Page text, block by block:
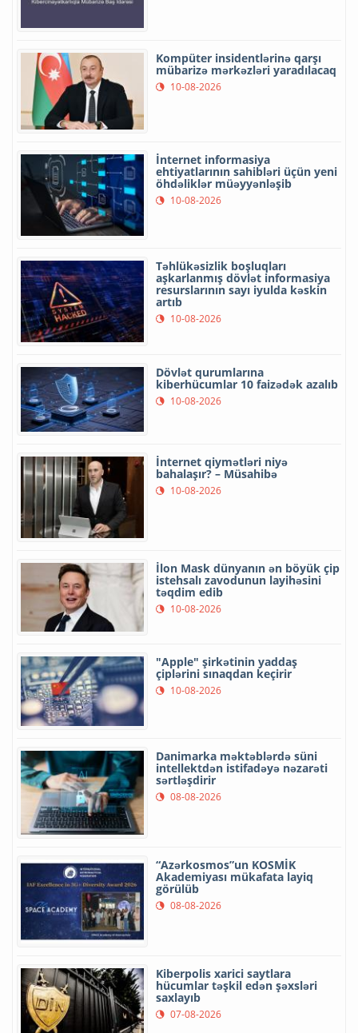
Kompüter insidentlərinə qarşı
mübarizə mərkəzləri yaradılacaq
10-08-2026
İnternet informasiya
ehtiyatlarının sahibləri üçün yeni
öhdəliklər müəyyənləşib
10-08-2026
Təhlükəsizlik boşluqları
aşkarlanmış dövlət informasiya
resurslarının sayı iyulda kəskin
artıb
10-08-2026
Dövlət qurumlarına
kiberhücumlar 10 faizədək azalıb
10-08-2026
İnternet qiymətləri niyə
bahalaşır? – Müsahibə
10-08-2026
İlon Mask dünyanın ən böyük çip
istehsalı zavodunun layihəsini
təqdim edib
10-08-2026
"Apple" şirkətinin yaddaş
çiplərini sınaqdan keçirir
10-08-2026
Danimarka məktəblərdə süni
intellektdən istifadəyə nəzarəti
sərtləşdirir
08-08-2026
“Azərkosmos”un KOSMİK
Akademiyası mükafata layiq
görülüb
08-08-2026
Kiberpolis xarici saytlara
hücumlar təşkil edən şəxsləri
saxlayıb
07-08-2026